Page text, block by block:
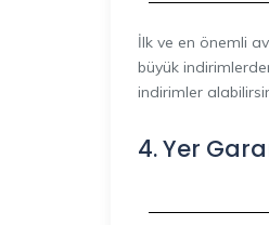
İlk ve en önemli
büyük
indirimler
4. Yer